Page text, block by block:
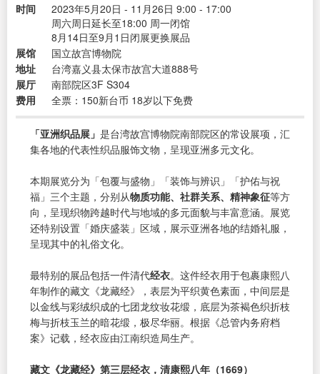
时间
2023年5月20日 - 11月26日 9:00 - 17:00
周六周日延长至18:00 周一闭馆
8月14日至9月1日闭展更换展品
展馆
国立故宫博物院
地址
台湾嘉义县太保市故宫大道888号
展厅
南部院区3F S304
费用
全票：150新台币 18岁以下免费
「亚洲织品展」 是台湾故宫博物院南部院区的常设展项，汇
集各地的代表性织品服饰文物，呈现亚洲多元文化。
本期展览分为「包覆与盛物」「装饰与辨识」「护佑与祝
福」三个主题，分别从物质功能、社群关系、精神象征等方
向，呈现织物跨越时代与地域的多元面貌与丰富意涵。展览
还特别设置「婚庆盛装」区域，展示亚洲各地的结婚礼服，
呈现其中的礼俗文化。
最特别的展品包括一件清代经衣。这件经衣用于包裹康熙八
年制作的藏文《龙藏经》，表层为平织黄色素面，中间层是
以金线与彩绒织成的七团龙纹妆花缎，底层为茶褐色织折枝
梅与折枝玉兰的暗花缎，极尽华丽。根据《总管内务府档
案》记载，经衣应由江南织造局生产。
藏文《龙藏经》第三层经衣，清康熙八年（1669）